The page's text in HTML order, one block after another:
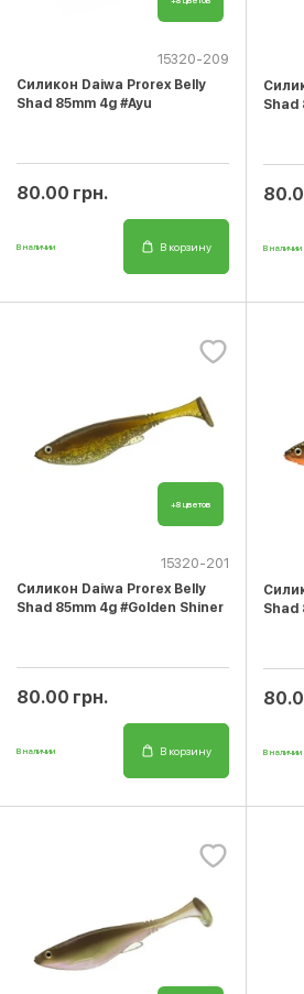
15320-209
Cиликон Daiwa Prorex Belly
Shad 85mm 4g #Ayu
80.00 грн.
В наличии В корзину
Shad
В наличии
+8 цветов
15320-201
Cиликон Daiwa Prorex Belly
Shad 85mm 4g #Golden Shiner
80.00 грн.
В наличии В корзину
Shad
В наличии